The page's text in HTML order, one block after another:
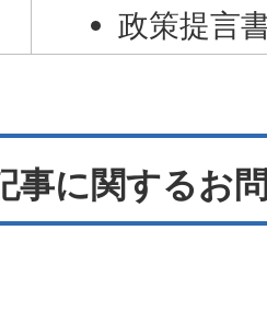
政策提言
事に関するお